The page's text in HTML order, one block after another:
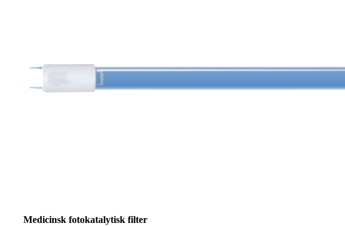
Medicinsk fotokatalytisk filter